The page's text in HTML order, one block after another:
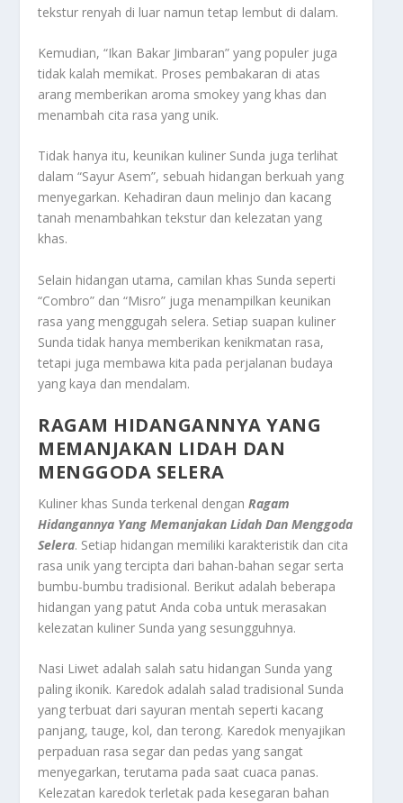
tekstur renyah di luar namun tetap lembut di dalam.
Kemudian, “Ikan Bakar Jimbaran” yang populer juga
tidak kalah memikat. Proses pembakaran di atas
arang memberikan aroma smokey yang khas dan
menambah cita rasa yang unik.
Tidak hanya itu, keunikan kuliner Sunda juga terlihat
dalam “Sayur Asem”, sebuah hidangan berkuah yang
menyegarkan. Kehadiran daun melinjo dan kacang
tanah menambahkan tekstur dan kelezatan yang
khas.
Selain hidangan utama, camilan khas Sunda seperti
“Combro” dan “Misro” juga menampilkan keunikan
rasa yang menggugah selera. Setiap suapan kuliner
Sunda tidak hanya memberikan kenikmatan rasa,
tetapi juga membawa kita pada perjalanan budaya
yang kaya dan mendalam.
RAGAM HIDANGANNYA YANG
MEMANJAKAN LIDAH DAN
MENGGODA SELERA
Kuliner khas Sunda terkenal denganRagam
Hidangannya Yang Memanjakan Lidah Dan Menggoda
Selera. Setiap hidangan memiliki karakteristik dan cita
rasa unik yang tercipta dari bahan-bahan segar serta
bumbu-bumbu tradisional. Berikut adalah beberapa
hidangan yang patut Anda coba untuk merasakan
kelezatan kuliner Sunda yang sesungguhnya.
Nasi Liwet adalah salah satu hidangan Sunda yang
paling ikonik. Karedok adalah salad tradisional Sunda
yang terbuat dari sayuran mentah seperti kacang
panjang, tauge, kol, dan terong. Karedok menyajikan
perpaduan rasa segar dan pedas yang sangat
menyegarkan, terutama pada saat cuaca panas.
Kelezatan karedok terletak pada kesegaran bahan